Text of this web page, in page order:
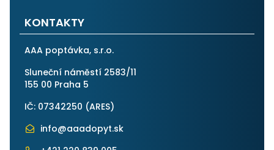
KONTAKTY
AAA poptávka, s.r.o.
Sluneční náměstí 2583/11
155 00 Praha 5
IČ: 07342250 (ARES)
info@aaadopyt.sk